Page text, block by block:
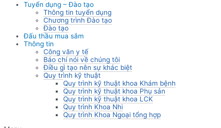
Tuyển dụng – Đào tạo
Thông tin tuyển dụng
Chương trình Đào tạo
Đào tạo
Đấu thầu mua sắm
Thông tin
Công văn y tế
Báo chí nói về chúng tôi
Điều gì tạo nên sự khác biệt
Quy trình kỹ thuật
Quy trình kỹ thuật khoa Khám bệnh
Quy trình kỹ thuật khoa Phụ sản
Quy trình kỹ thuật khoa LCK
Quy trình Khoa Nhi
Quy trình Khoa Ngoại tổng hợp